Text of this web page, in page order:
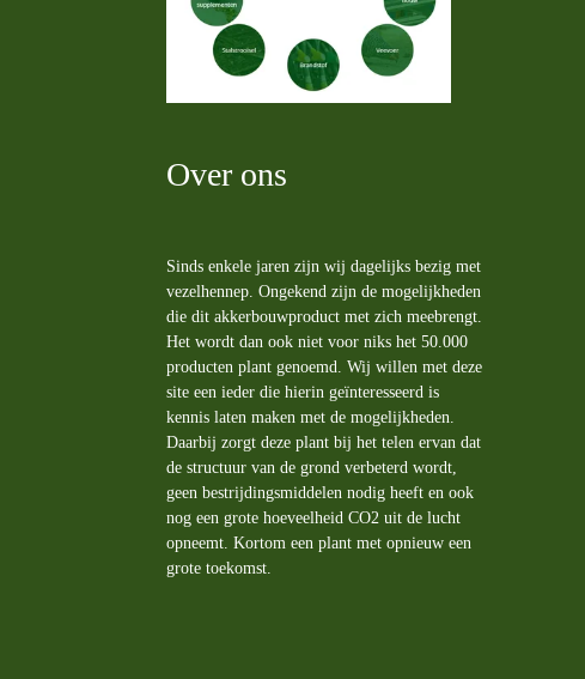
Over ons
Sinds enkele jaren zijn wij dagelijks bezig met
vezelhennep. Ongekend zijn de mogelijkheden
die dit akkerbouwproduct met zich meebrengt.
Het wordt dan ook niet voor niks het 50.000
producten plant genoemd. Wij willen met deze
site een ieder die hierin geïnteresseerd is
kennis laten maken met de mogelijkheden.
Daarbij zorgt deze plant bij het telen ervan dat
de structuur van de grond verbeterd wordt,
geen bestrijdingsmiddelen nodig heeft en ook
nog een grote hoeveelheid CO2 uit de lucht
opneemt. Kortom een plant met opnieuw een
grote toekomst.